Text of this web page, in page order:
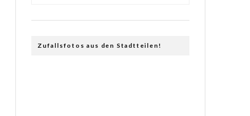
Zufallsfotos aus den Stadtteilen!